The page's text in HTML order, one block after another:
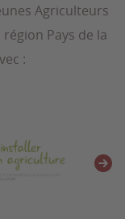
Agriculteurs
Pays de la
: